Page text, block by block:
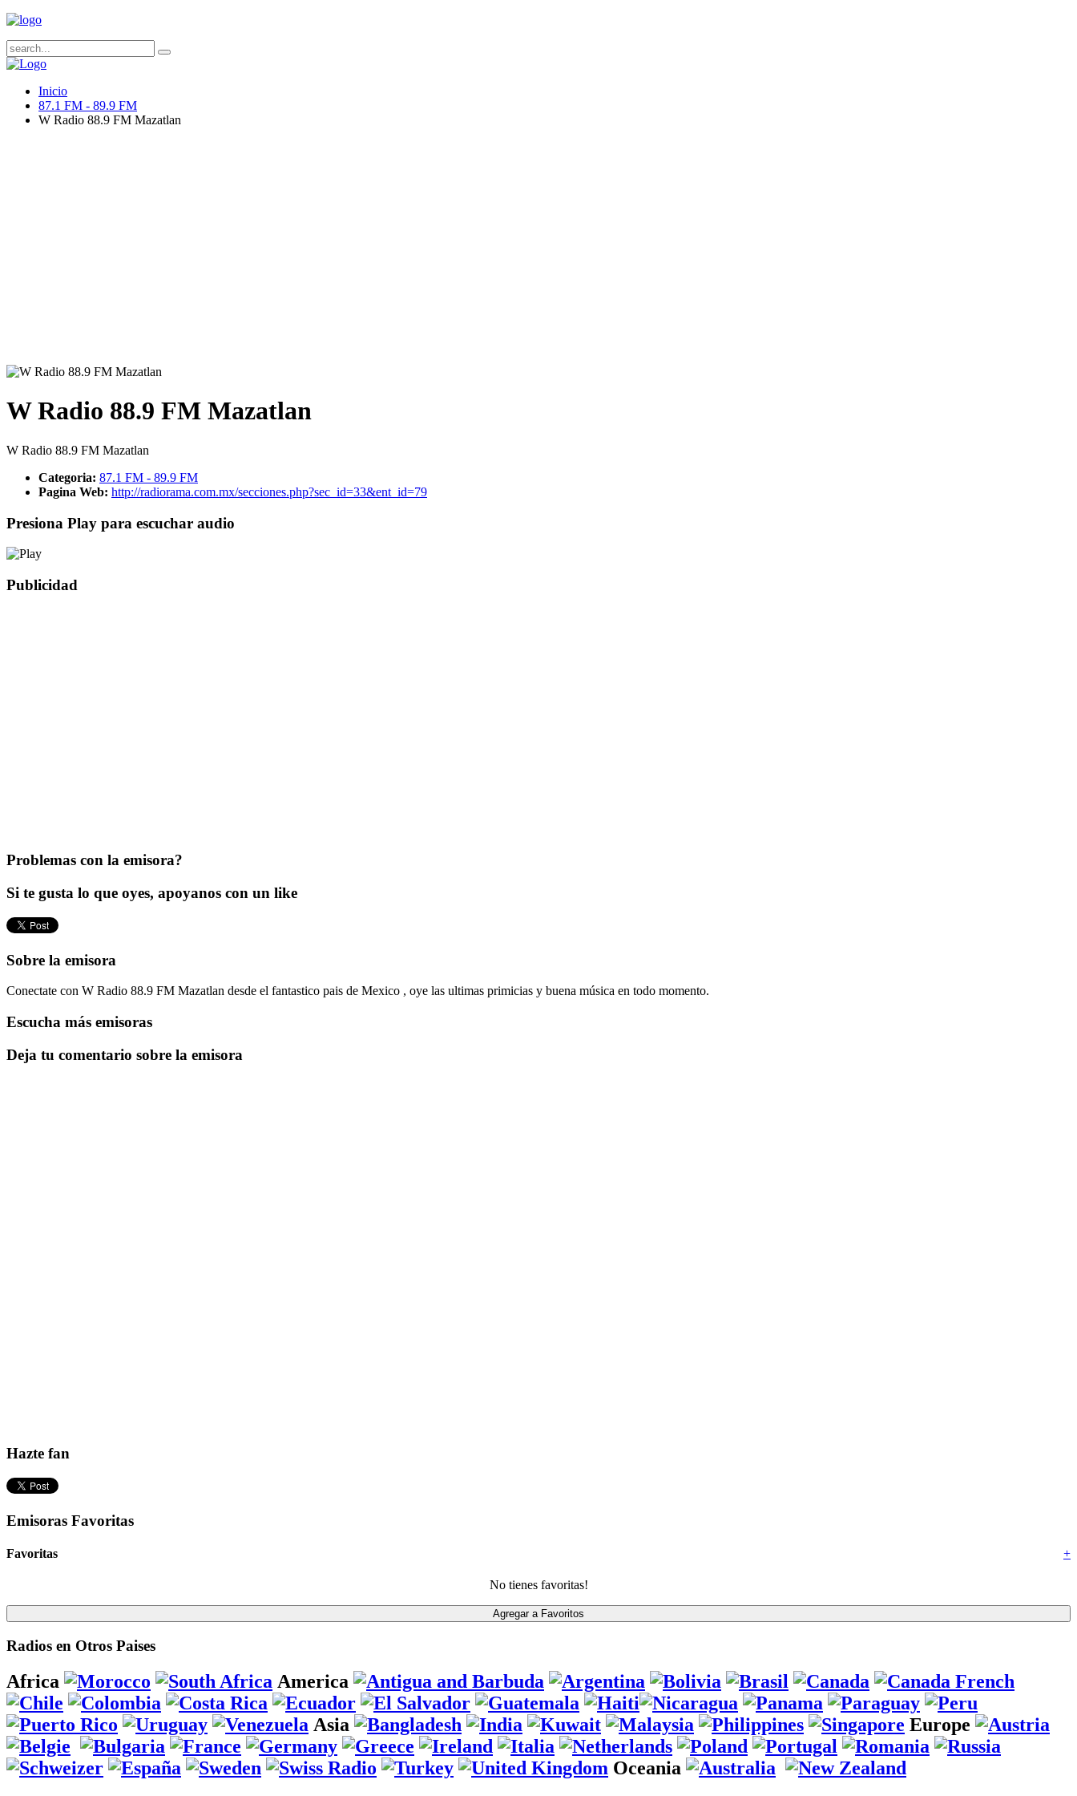
Inicio
87.1 FM - 89.9 FM
W Radio 88.9 FM Mazatlan
W Radio 88.9 FM Mazatlan
W Radio 88.9 FM Mazatlan
Categoria: 87.1 FM - 89.9 FM
Pagina Web: http://radiorama.com.mx/secciones.php?sec_id=33&ent_id=79
Presiona Play para escuchar audio
Publicidad
Problemas con la emisora?
Si te gusta lo que oyes, apoyanos con un like
Sobre la emisora
Conectate con W Radio 88.9 FM Mazatlan desde el fantastico pais de Mexico , oye las ultimas primicias y buena música en todo momento.
Escucha más emisoras
Deja tu comentario sobre la emisora
Hazte fan
Emisoras Favoritas
+
Favoritas
No tienes favoritas!
Radios en Otros Paises
Africa America
Asia Europe
Oceania